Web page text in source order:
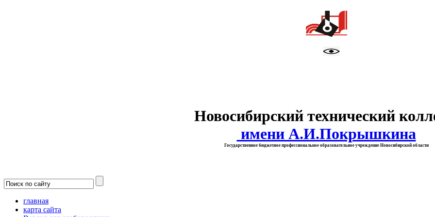
Новосибирский технический
имени А.И.Покрышкина
Государственное бюджетное профессиональное образовательное учреждение Новосибирской области
главная
карта сайта